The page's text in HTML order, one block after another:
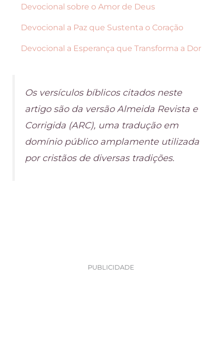
Devocional sobre o Amor de Deus
Devocional a Paz que Sustenta o Coração
Devocional a Esperança que Transforma a Dor
Os versículos bíblicos citados neste
artigo são da versão Almeida Revista e
Corrigida (ARC), uma tradução em
domínio público amplamente utilizada
por cristãos de diversas tradições.
PUBLICIDADE